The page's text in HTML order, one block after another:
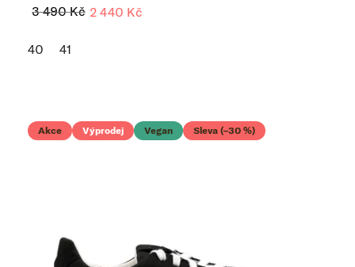
3 490 Kč 2 440 Kč
40 41
Akce Výprodej Vegan Sleva (–30 %)